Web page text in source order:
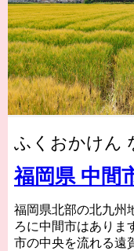
ふくおかけん
福岡県 中間
福岡県北部の北九州
ろに中間市はありま
市の中央を流れる遠